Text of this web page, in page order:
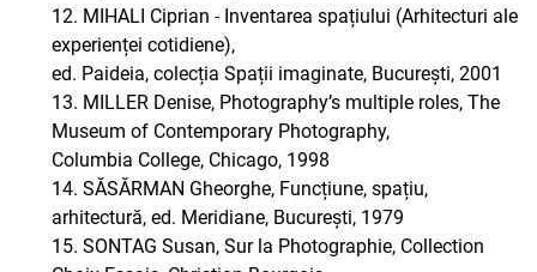
12. MIHALI Ciprian - Inventarea spațiului (Arhitecturi ale
experienței cotidiene),
ed. Paideia, colecția Spații imaginate, București, 2001
13. MILLER Denise, Photography’s multiple roles, The
Museum of Contemporary Photography,
Columbia College, Chicago, 1998
14. SĂSĂRMAN Gheorghe, Funcțiune, spațiu,
arhitectură, ed. Meridiane, București, 1979
15. SONTAG Susan, Sur la Photographie, Collection